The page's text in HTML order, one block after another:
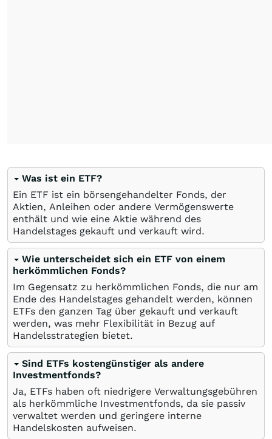
Was ist ein ETF?
Ein ETF ist ein börsengehandelter Fonds, der
Aktien, Anleihen oder andere Vermögenswerte
enthält und wie eine Aktie während des
Handelstages gekauft und verkauft wird.
Wie unterscheidet sich ein ETF von einem
herkömmlichen Fonds?
Im Gegensatz zu herkömmlichen Fonds, die nur am
Ende des Handelstages gehandelt werden, können
ETFs den ganzen Tag über gekauft und verkauft
werden, was mehr Flexibilität in Bezug auf
Handelsstrategien bietet.
Sind ETFs kostengünstiger als andere
Investmentfonds?
Ja, ETFs haben oft niedrigere Verwaltungsgebühren
als herkömmliche Investmentfonds, da sie passiv
verwaltet werden und geringere interne
Handelskosten aufweisen.